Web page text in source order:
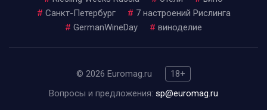
# Санкт-Петербург # 7 настроений Рислинга
# GermanWineDay # виноделие
© 2026 Euromag.ru
18+
Вопросы и предложения: sp@euromag.ru